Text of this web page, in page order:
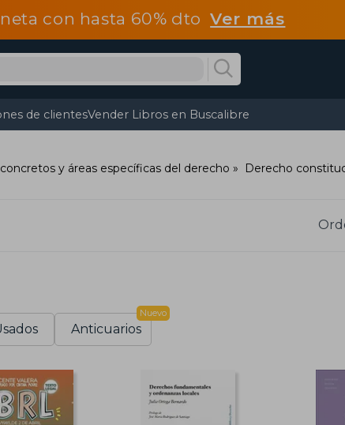
con hasta 60% dtoVer más
de clientesVender Libros en Buscalibre
y áreas específicas del derecho Derecho
Anticuarios
Nuevo